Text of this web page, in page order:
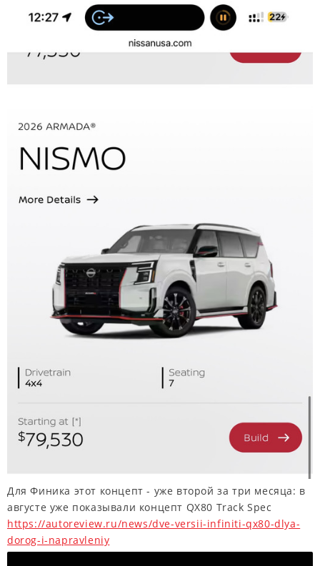
Для Финика этот концепт - уже второй за три месяца: в
августе уже показывали концепт QX80 Track Spec
https://autoreview.ru/news/dve-versii-infiniti-qx80-dlya-
dorog-i-napravleniy